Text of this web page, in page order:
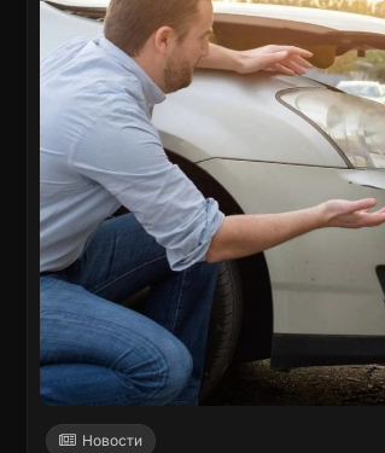
Новости